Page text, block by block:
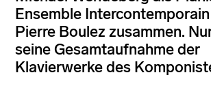
Ensemble
Pierre Boulez zusammen.
seine Gesamtaufnahme der
Klavierwerke des